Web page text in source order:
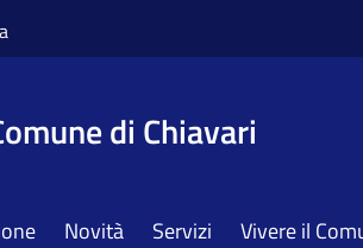
di Chiavari
Novità Servizi Vivere il